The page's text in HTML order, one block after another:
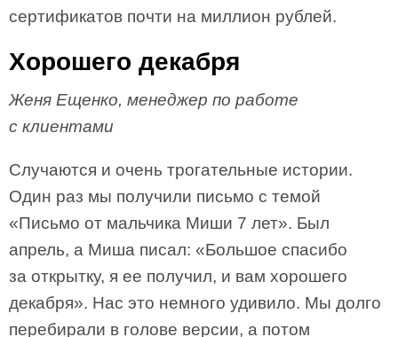
сертификатов почти на миллион рублей.
Хорошего декабря
Женя Ещенко, менеджер по работе
с клиентами
Случаются и очень трогательные истории.
Один раз мы получили письмо с темой
«Письмо от мальчика Миши 7 лет». Был
апрель, а Миша писал: «Большое спасибо
за открытку, я ее получил, и вам хорошего
декабря». Нас это немного удивило. Мы долго
перебирали в голове версии, а потом